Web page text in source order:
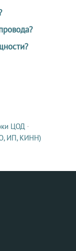
ЦОД ·
ИП, КИНН)